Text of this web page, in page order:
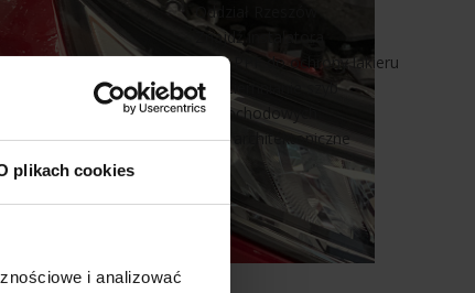
plikach cookies
i analizować
Oddział Rzeszów
Znajdź instalatora
Folia PPF do ochrony lakieru
Przyciemnianie szyb
samochodowych
Folie architektoniczne